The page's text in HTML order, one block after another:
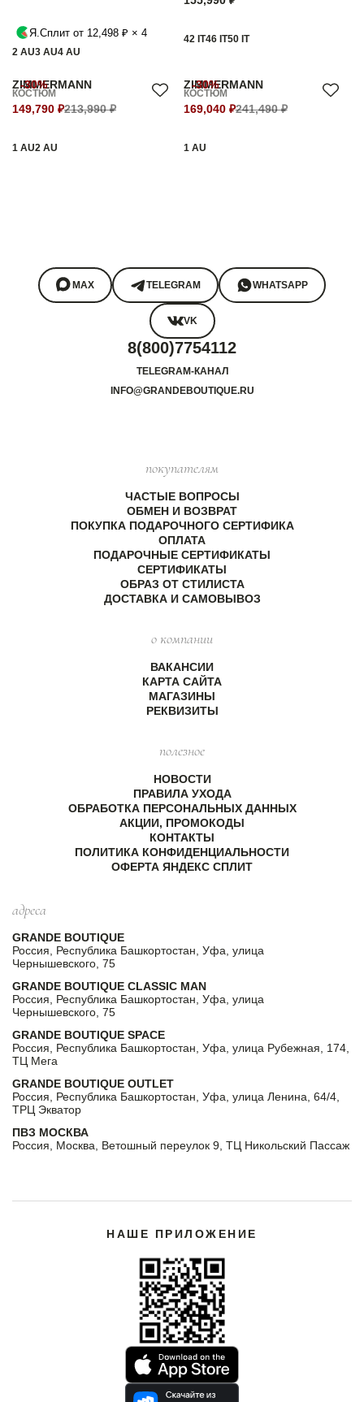
Я.Сплит от 12,498 ₽ × 4
2 AU3 AU4 AU
42 IT46 IT50 IT
-30%
ZIMMERMANN
КОСТЮМ
149,790 ₽213,990 ₽
1 AU2 AU
-30%
ZIMMERMANN
КОСТЮМ
169,040 ₽241,490 ₽
1 AU
MAX TELEGRAM WHATSAPP
VK
8(800)7754112
TELEGRAM-КАНАЛ
INFO@GRANDEBOUTIQUE.RU
покупателям
ЧАСТЫЕ ВОПРОСЫ
ОБМЕН И ВОЗВРАТ
ПОКУПКА ПОДАРОЧНОГО СЕРТИФИКА
ОПЛАТА
ПОДАРОЧНЫЕ СЕРТИФИКАТЫ
СЕРТИФИКАТЫ
ОБРАЗ ОТ СТИЛИСТА
ДОСТАВКА И САМОВЫВОЗ
о компании
ВАКАНСИИ
КАРТА САЙТА
МАГАЗИНЫ
РЕКВИЗИТЫ
полезное
НОВОСТИ
ПРАВИЛА УХОДА
ОБРАБОТКА ПЕРСОНАЛЬНЫХ ДАННЫХ
АКЦИИ, ПРОМОКОДЫ
КОНТАКТЫ
ПОЛИТИКА КОНФИДЕНЦИАЛЬНОСТИ
ОФЕРТА ЯНДЕКС СПЛИТ
адреса
GRANDE BOUTIQUE
Россия, Республика Башкортостан, Уфа, улица
Чернышевского, 75
GRANDE BOUTIQUE CLASSIC MAN
Россия, Республика Башкортостан, Уфа, улица
Чернышевского, 75
GRANDE BOUTIQUE SPACE
Россия, Республика Башкортостан, Уфа, улица Рубежная, 174,
ТЦ Мега
GRANDE BOUTIQUE OUTLET
Россия, Республика Башкортостан, Уфа, улица Ленина, 64/4,
ТРЦ Экватор
ПВЗ МОСКВА
Россия, Москва, Ветошный переулок 9, ТЦ Никольский Пассаж
НАШЕ ПРИЛОЖЕНИЕ